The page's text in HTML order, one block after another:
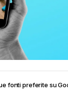
fonti preferite su